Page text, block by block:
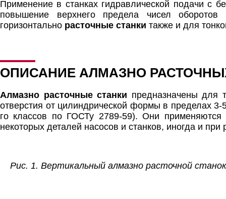
Применение в станках гидравлической подачи с
повышение верхнего предела чисел оборотов
горизонтально расточные станки также и для
ОПИСАНИЕ АЛМАЗНО
Алмазно расточные станки предназначены для
отверстия от цилиндрической формы в пределах 3-
го классов по ГОСТу 2789-59). Они применяются
некоторых деталей насосов и станков, иногда и при
Рис. 1. Вертикальный алмазно расточной станок